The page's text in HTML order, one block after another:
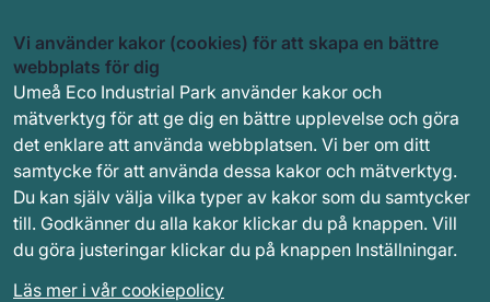
Vi använder kakor (cookies) för att skapa en bättre
webbplats för dig
Umeå Eco Industrial Park använder kakor och
mätverktyg för att ge dig en bättre upplevelse och göra
det enklare att använda webbplatsen. Vi ber om ditt
samtycke för att använda dessa kakor och mätverktyg.
Du kan själv välja vilka typer av kakor som du samtycker
till. Godkänner du alla kakor klickar du på knappen. Vill
du göra justeringar klickar du på knappen Inställningar.
Läs mer i vår cookiepolicy